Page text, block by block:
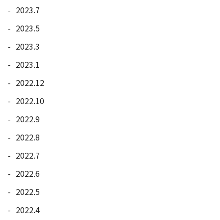
2023.7
2023.5
2023.3
2023.1
2022.12
2022.10
2022.9
2022.8
2022.7
2022.6
2022.5
2022.4